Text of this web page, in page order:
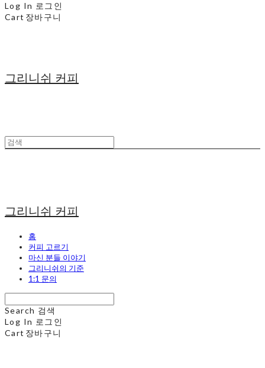
Log In 로그인
Cart 장바구니
그리니쉬 커피
그리니쉬 커피
홈
커피 고르기
마신 분들 이야기
그리니쉬의 기준
1:1 문의
Search 검색
Log In 로그인
Cart 장바구니